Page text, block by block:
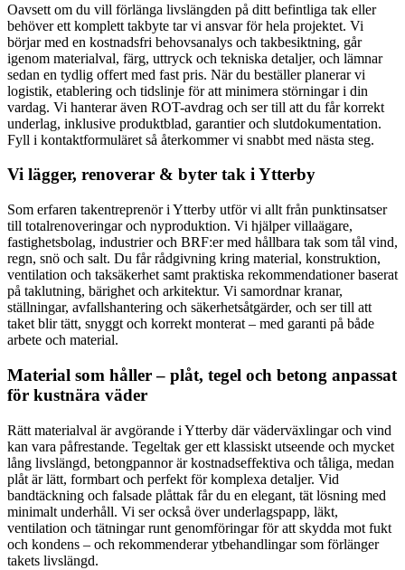
Oavsett om du vill förlänga livslängden på ditt befintliga tak eller
behöver ett komplett takbyte tar vi ansvar för hela projektet. Vi
börjar med en kostnadsfri behovsanalys och takbesiktning, går
igenom materialval, färg, uttryck och tekniska detaljer, och lämnar
sedan en tydlig offert med fast pris. När du beställer planerar vi
logistik, etablering och tidslinje för att minimera störningar i din
vardag. Vi hanterar även ROT-avdrag och ser till att du får korrekt
underlag, inklusive produktblad, garantier och slutdokumentation.
Fyll i kontaktformuläret så återkommer vi snabbt med nästa steg.
Vi lägger, renoverar & byter tak i Ytterby
Som erfaren takentreprenör i Ytterby utför vi allt från punktinsatser
till totalrenoveringar och nyproduktion. Vi hjälper villaägare,
fastighetsbolag, industrier och BRF:er med hållbara tak som tål vind,
regn, snö och salt. Du får rådgivning kring material, konstruktion,
ventilation och taksäkerhet samt praktiska rekommendationer baserat
på taklutning, bärighet och arkitektur. Vi samordnar kranar,
ställningar, avfallshantering och säkerhetsåtgärder, och ser till att
taket blir tätt, snyggt och korrekt monterat – med garanti på både
arbete och material.
Material som håller – plåt, tegel och betong anpassat
för kustnära väder
Rätt materialval är avgörande i Ytterby där väderväxlingar och vind
kan vara påfrestande. Tegeltak ger ett klassiskt utseende och mycket
lång livslängd, betongpannor är kostnadseffektiva och tåliga, medan
plåt är lätt, formbart och perfekt för komplexa detaljer. Vid
bandtäckning och falsade plåttak får du en elegant, tät lösning med
minimalt underhåll. Vi ser också över underlagspapp, läkt,
ventilation och tätningar runt genomföringar för att skydda mot fukt
och kondens – och rekommenderar ytbehandlingar som förlänger
takets livslängd.